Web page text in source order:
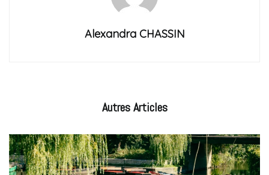
Alexandra CHASSIN
AutresArticles